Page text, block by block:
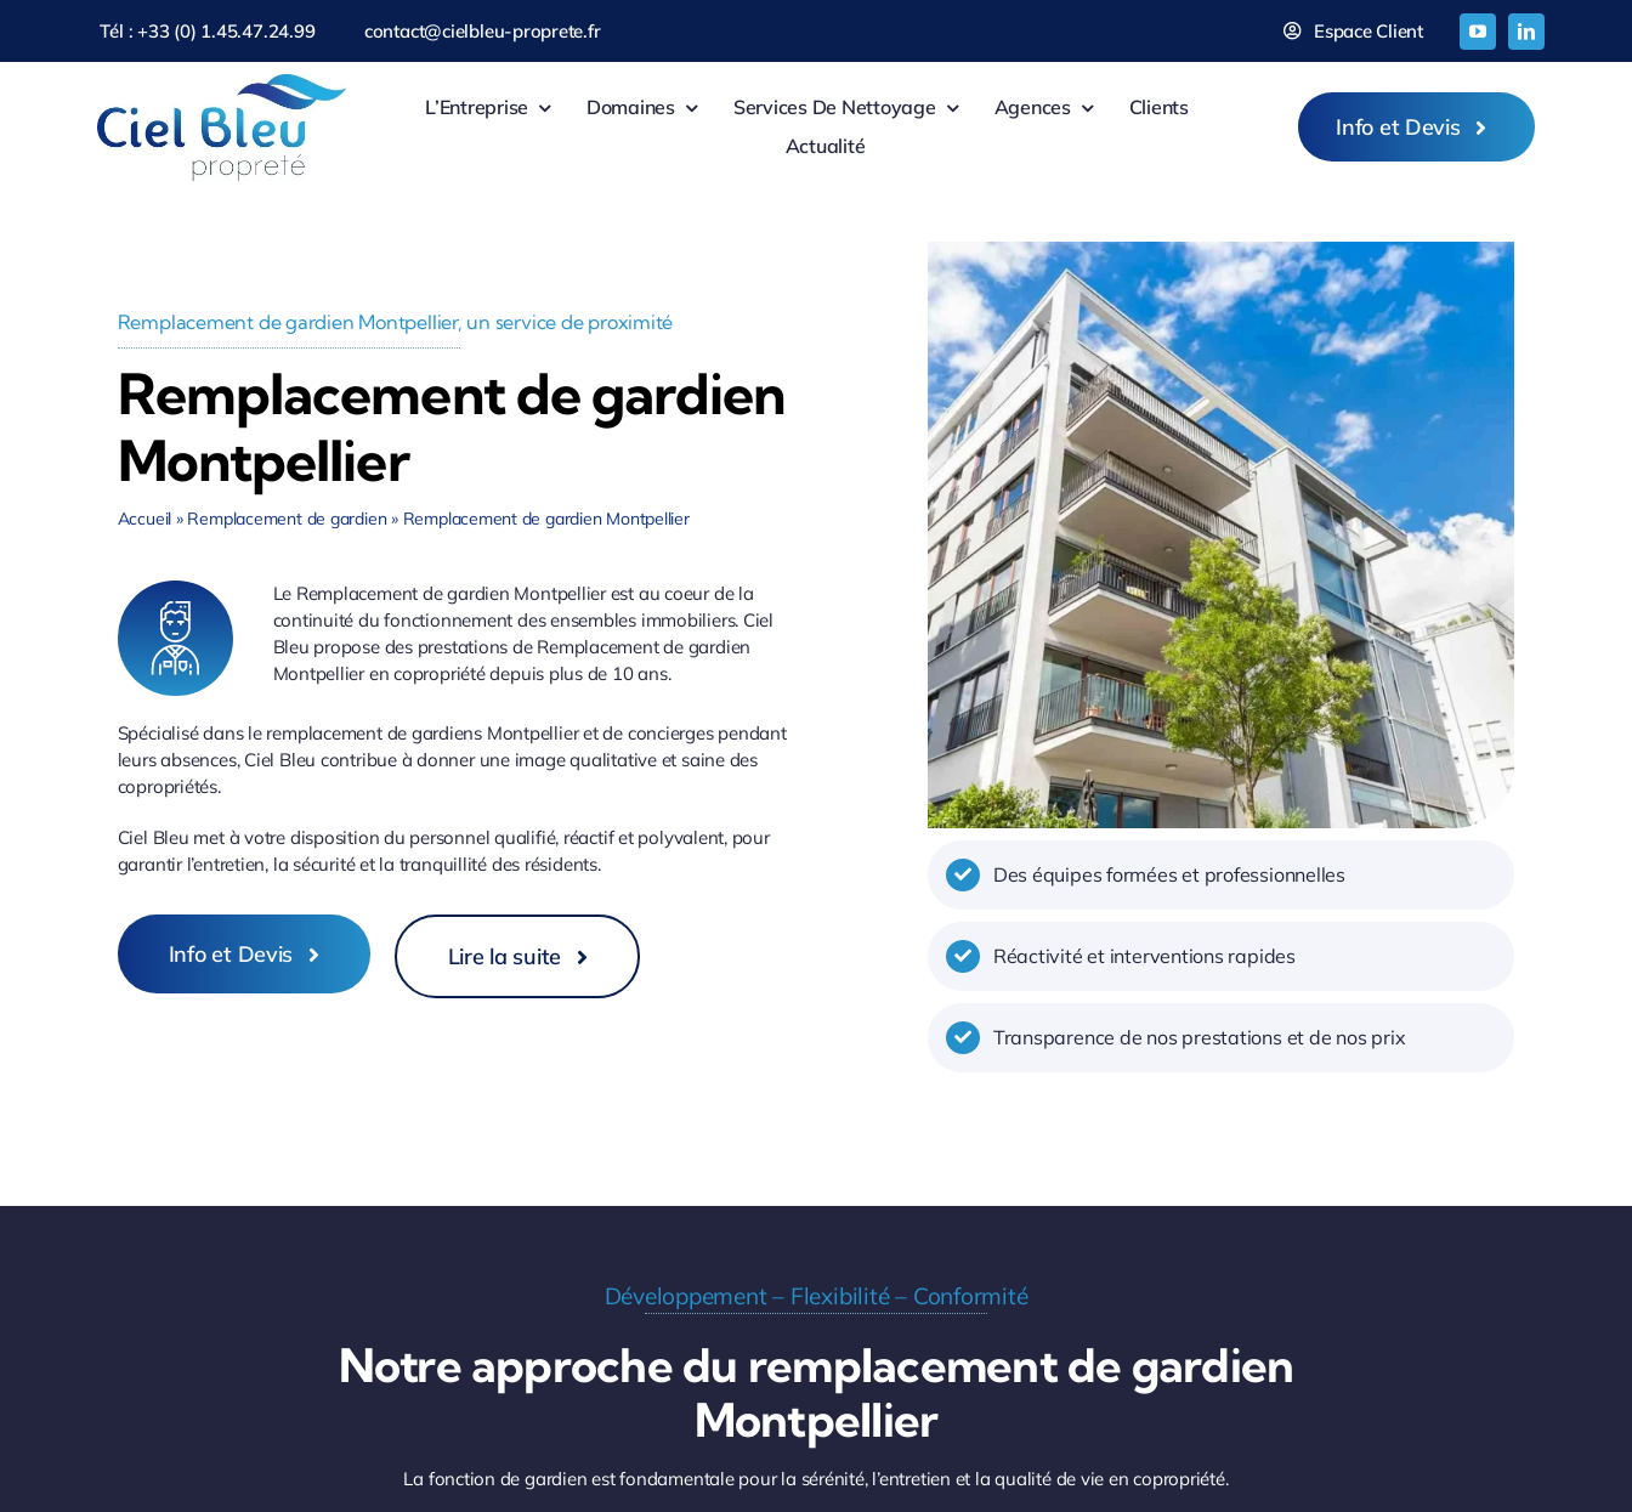
contenu
Tél : +33 (0) 1.45.47.24.99 contact@cielbleu-proprete.fr Espace Client
L’Entreprise Domaines Services De Nettoyage Agences
Clients
Actualité
Info et Devis
Remplacement de gardien Montpellier, un service de proximité
Remplacement de gardien
Montpellier
Accueil » Remplacement de gardien» Remplacement de gardien Montpellier
Le Remplacement de gardien Montpellier est au coeur de la
continuité du fonctionnement des ensembles immobiliers. Ciel
Bleu propose des prestations de Remplacement de gardien
Montpellier en copropriété depuis plus de 10 ans.
Spécialisé dans le remplacement de gardiens Montpellier et de concierges pendant
leurs absences, Ciel Bleu contribue à donner une image qualitative et saine des
copropriétés.
Ciel Bleu met à votre disposition du personnel qualifié, réactif et polyvalent, pour
garantir l’entretien, la sécurité et la tranquillité des résidents.
Info et Devis Lire la suite
Des équipes formées et professionnelles
Réactivité et interventions rapides
Transparence de nos prestations et de nos prix
Développement – Flexibilité – Conformité
Notre approche du remplacement de gardien
Montpellier
La fonction de gardien est fondamentale pour la sérénité, l’entretien et la qualité de vie en copropriété.